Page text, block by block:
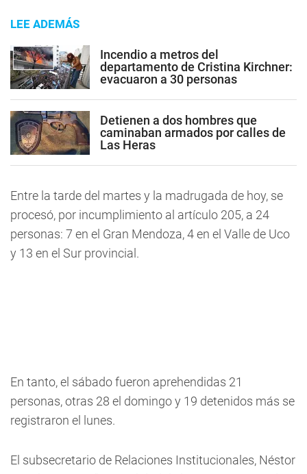
LEE ADEMÁS
Incendio a metros del
departamento de Cristina Kirchner:
evacuaron a 30 personas
Detienen a dos hombres que
caminaban armados por calles de
Las Heras
Entre la tarde del martes y la madrugada de hoy, se
procesó, por incumplimiento al artículo 205, a 24
personas: 7 en el Gran Mendoza, 4 en el Valle de Uco
y 13 en el Sur provincial.
En tanto, el sábado fueron aprehendidas 21
personas, otras 28 el domingo y 19 detenidos más se
registraron el lunes.
El subsecretario de Relaciones Institucionales, Néstor